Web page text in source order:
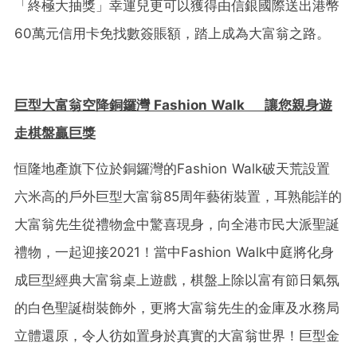
「終極大抽獎」幸運兒更可以獲得由信銀國際送出港幣
60萬元信用卡免找數簽賬額，踏上成為大富翁之路。
巨型大富翁空降銅鑼灣Fashion Walk 讓您親身遊
走棋盤贏巨獎
恒隆地產旗下位於銅鑼灣的Fashion Walk破天荒設置
六米高的戶外巨型大富翁85周年藝術裝置，耳熟能詳的
大富翁先生從禮物盒中驚喜現身，向全港市民大派聖誕
禮物，一起迎接2021！當中Fashion Walk中庭將化身
成巨型經典大富翁桌上遊戲，棋盤上除以富有節日氣氛
的白色聖誕樹裝飾外，更將大富翁先生的金庫及水務局
立體還原，令人彷如置身於真實的大富翁世界！巨型金